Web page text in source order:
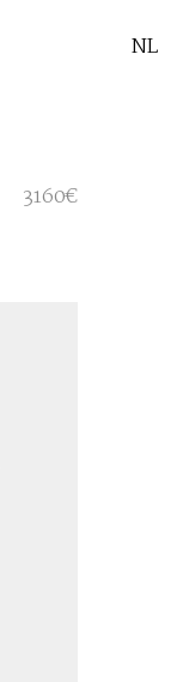
NL
3160€